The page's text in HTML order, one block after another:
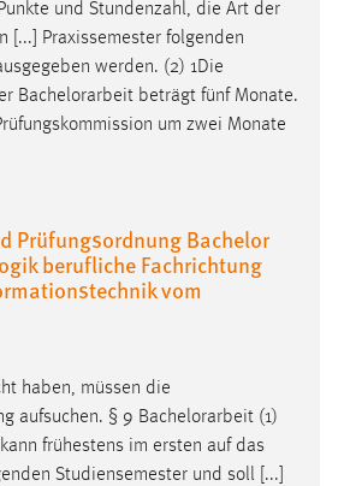
Sozialwissenschaften ca.
Bachelor-Arbeitca. 6% (2) 1Die
und Stundenzahl, die Art der
[...] Praxissemester folgenden
werden. (2) 1Die
Prüfungsordnung Bachelor
berufliche Fachrichtung
vom
haben, müssen die